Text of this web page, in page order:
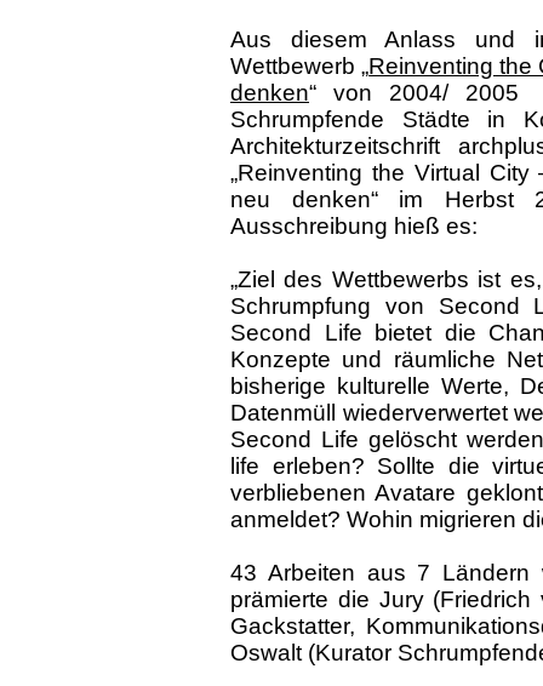
Aus diesem Anlass und
Wettbewerb „Reinventing the
denken“ von 2004/ 2005
Schrumpfende Städte in
Architekturzeitschrift
„Reinventing the Virtual
neu denken“ im Herbst
Ausschreibung hieß es:
„Ziel des Wettbewerbs ist
Schrumpfung von Second
Second Life bietet die
Konzepte und räumliche
bisherige kulturelle Werte,
Datenmüll wiederverwertet
Second Life gelöscht
life erleben? Sollte die
verbliebenen Avatare
anmeldet? Wohin migrieren
43 Arbeiten aus 7 Ländern
prämierte die Jury
Gackstatter,
Oswalt (Kurator